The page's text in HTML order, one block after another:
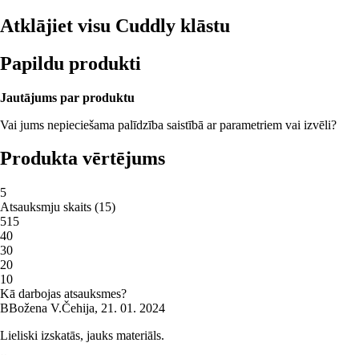
Atklājiet visu Cuddly klāstu
Papildu produkti
Jautājums par produktu
Vai jums nepieciešama palīdzība saistībā ar parametriem vai izvēli?
Produkta vērtējums
5
Atsauksmju skaits (15)
515
40
30
20
10
Kā darbojas atsauksmes?
BBožena V.Čehija, 21. 01. 2024
Lieliski izskatās, jauks materiāls.